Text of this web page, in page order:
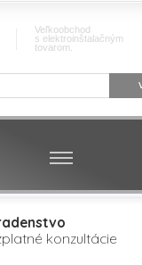
Veľkoobchod
s elektroinštalačným
tovarom.
konzultácie